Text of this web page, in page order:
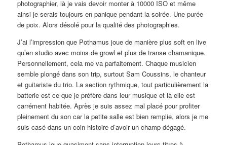
photographier, là je vais devoir monter à 10000 ISO et même
ainsi je serais toujours en panique pendant la soirée. Une purée
de poix. Alors désolé pour la qualité des photographies.
J’ai l’impression que Pothamus joue de manière plus soft en live
qu’en studio avec moins de growl et plus de transe chamanique.
Personnellement, cela me va parfaitement. Chaque musicien
semble plongé dans son trip, surtout Sam Coussins, le chanteur
et guitariste du trio. La section rythmique, tout particulièrement la
batterie est ce que je préfère dans leur musique et là elle est
carrément habitée. Après je suis assez mal placé pour profiter
pleinement du son car la petite salle est bien remplie, alors je me
suis casé dans un coin histoire d’avoir un champ dégagé.